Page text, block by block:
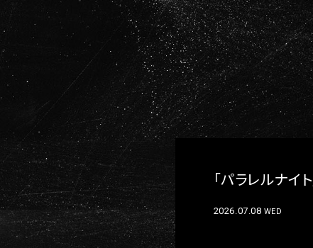
「パラレルナイ
2026.07.08 WED